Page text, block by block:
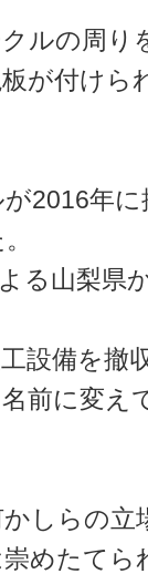
ルの周り
が付けら
2016年
る山梨県
設備を撤
前に変え
しらの
めたてら